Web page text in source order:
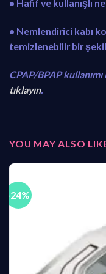
• Hafif ve kullanışlı
• Nemlendirici kabı
temizlenebilir bir
CPAP/BPAP
tıklayın.
YOU MAY ALSO
-24%